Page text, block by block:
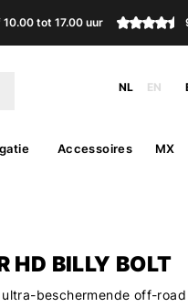
tot 17.00 uur
NL EN
Accessoires MX
HD BILLY BOLT
beschermende off-